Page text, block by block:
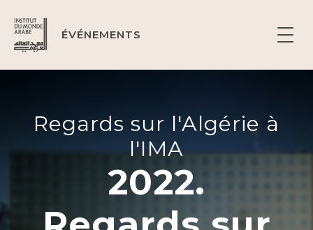
ÉVÉNEMENTS
Regards sur l'Algérie à
l'IMA
2022.